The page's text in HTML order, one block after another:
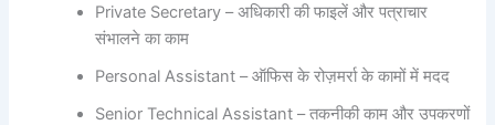
Private Secretary – अधिकारी की फाइलें और पत्राचार
संभालने का काम
Personal Assistant – ऑफिस के रोज़मर्रा के कामों में मदद
Senior Technical Assistant – तकनीकी काम और उपकरणों